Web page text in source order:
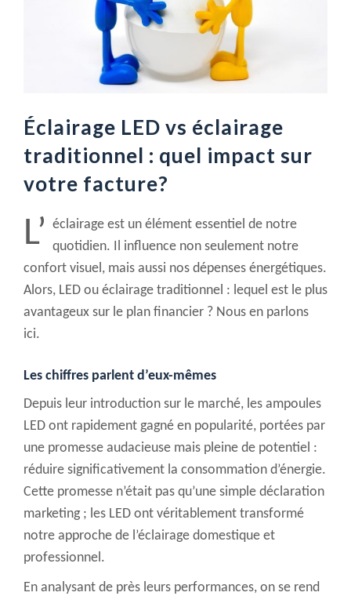
Éclairage LED vs éclairage
traditionnel : quel impact sur
votre facture?
L’ éclairage est un élément essentiel de notre
quotidien. Il influence non seulement notre
confort visuel, mais aussi nos dépenses énergétiques.
Alors, LED ou éclairage traditionnel : lequel est le plus
avantageux sur le plan financier ? Nous en parlons
ici.
Les chiffres parlent d’eux-mêmes
Depuis leur introduction sur le marché, les ampoules
LED ont rapidement gagné en popularité, portées par
une promesse audacieuse mais pleine de potentiel :
réduire significativement la consommation d’énergie.
Cette promesse n’était pas qu’une simple déclaration
marketing ; les LED ont véritablement transformé
notre approche de l’éclairage domestique et
professionnel.
En analysant de près leurs performances, on se rend